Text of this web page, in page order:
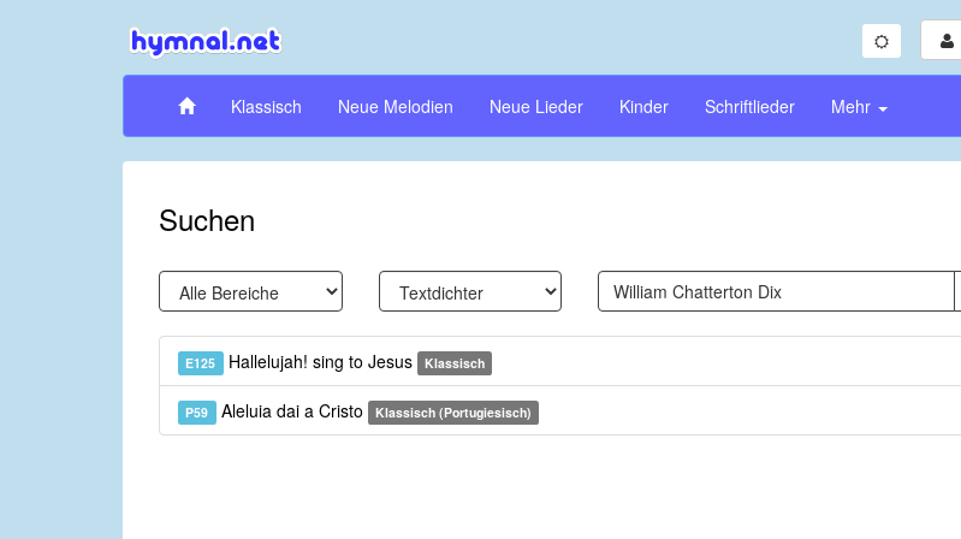
Klassisch Neue Melodien Neue Lieder Kinder Schriftlieder Mehr
Suchen
E125 Hallelujah! sing to Jesus Klassisch
P59 Aleluia dai a Cristo Klassisch (Portugiesisch)